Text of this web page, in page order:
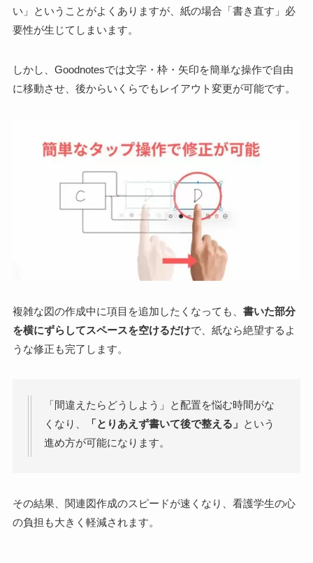
い」ということがよくありますが、紙の場合「書き直す」必
要性が生じてしまいます。
しかし、Goodnotesでは文字・枠・矢印を簡単な操作で自由
に移動させ、後からいくらでもレイアウト変更が可能です。
複雑な図の作成中に項目を追加したくなっても、 書いた部分
を横にずらしてスペースを空けるだけで、紙なら絶望するよ
うな修正も完了します。
「間違えたらどうしよう」と配置を悩む時間がな
くなり、
「とりあえず書いて後で整える」 という
進め方が可能になります。
その結果、 関連図作成のスピードが速くなり、看護学生の心
の負担も大きく軽減されます。